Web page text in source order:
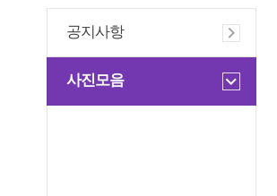
공지사항
사진모음